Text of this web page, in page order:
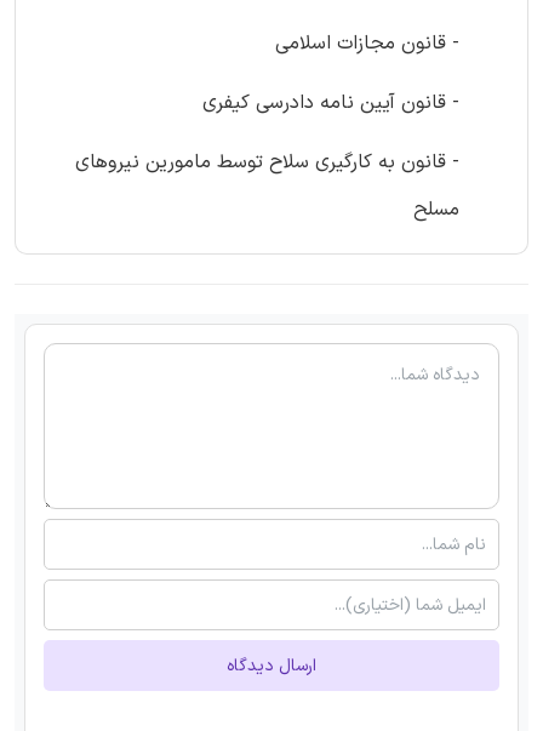
- قانون مجازات اسلامی
- قانون آیین نامه دادرسی کیفری
- قانون به کارگیری سلاح توسط مامورین نیروهای
مسلح
ارسال دیدگاه